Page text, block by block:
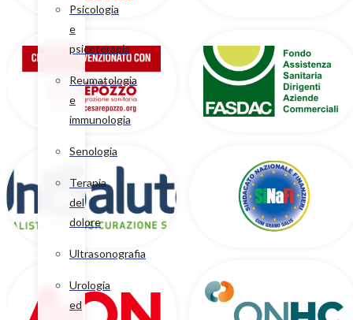
Psicologia
e
psicoterapia
Reumatologia
e
immunologia
Senologia
Terapia
del
dolore
Ultrasonografia
Urologia
ed